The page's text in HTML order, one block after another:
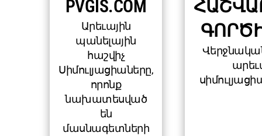
PVGIS.COM
Արեւային
պանելային
հաշվիչ
Սիմուլյացիաները,
որոնք
նախատեսված
են
մասնագետների